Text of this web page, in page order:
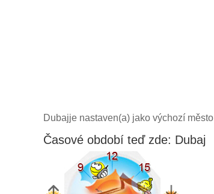
Dubajje nastaven(a) jako výchozí město
Časové období teď zde: Dubaj